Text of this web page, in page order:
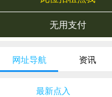
网址导航 资讯
最新点入